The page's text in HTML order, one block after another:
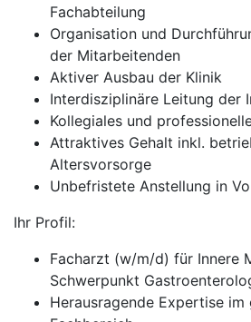
Fachabteilung
Organisation und
der Mitarbeitenden
Aktiver Ausbau der Klinik
Interdisziplinäre Leitung der
Kollegiales und
Attraktives Gehalt inkl.
Altersvorsorge
Unbefristete Anstellung in
Ihr Profil:
Facharzt (w/m/d) für Innere
Schwerpunkt
Herausragende Expertise im